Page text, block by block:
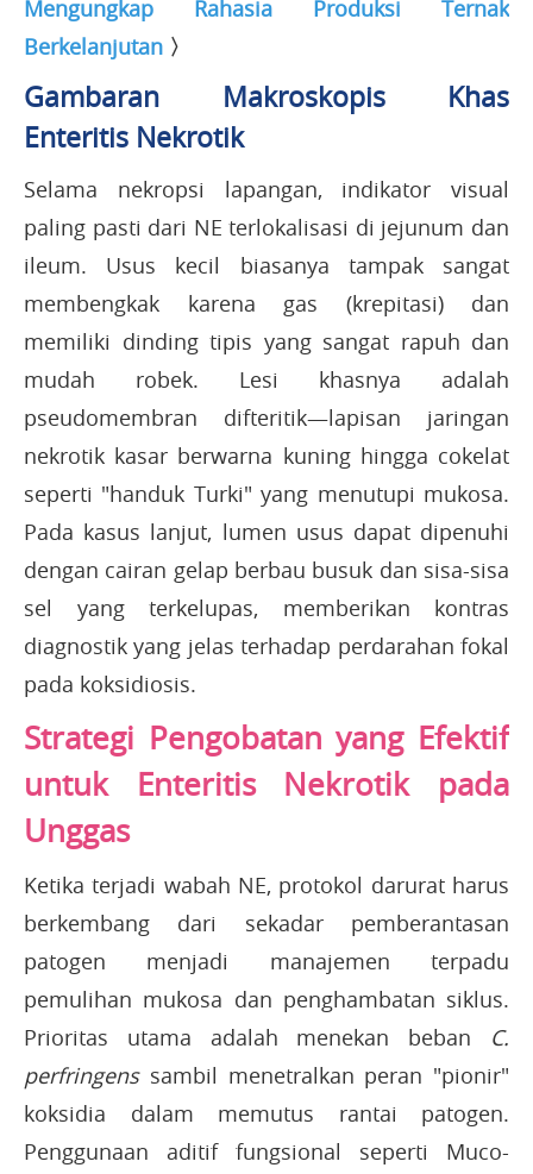
Mengungkap Rahasia Produksi Ternak
Berkelanjutan 〉
Gambaran Makroskopis Khas
Enteritis Nekrotik
Selama nekropsi lapangan, indikator visual
paling pasti dari NE terlokalisasi di jejunum dan
ileum. Usus kecil biasanya tampak sangat
membengkak karena gas (krepitasi) dan
memiliki dinding tipis yang sangat rapuh dan
mudah robek. Lesi khasnya adalah
pseudomembran difteritik—lapisan jaringan
nekrotik kasar berwarna kuning hingga cokelat
seperti "handuk Turki" yang menutupi mukosa.
Pada kasus lanjut, lumen usus dapat dipenuhi
dengan cairan gelap berbau busuk dan sisa-sisa
sel yang terkelupas, memberikan kontras
diagnostik yang jelas terhadap perdarahan fokal
pada koksidiosis.
Strategi Pengobatan yang Efektif
untuk Enteritis Nekrotik pada
Unggas
Ketika terjadi wabah NE, protokol darurat harus
berkembang dari sekadar pemberantasan
patogen menjadi manajemen terpadu
pemulihan mukosa dan penghambatan siklus.
Prioritas utama adalah menekan beban C.
perfringenssambil menetralkan peran "pionir"
koksidia dalam memutus rantai patogen.
Penggunaan aditif fungsional seperti Muco-